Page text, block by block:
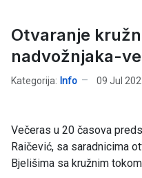
Otvaranje
nadvožnjaka-
Kategorija: Info 09 Jul
Večeras u 20 časova
Raičević, sa saradnicima
Bjelišima sa kružnim